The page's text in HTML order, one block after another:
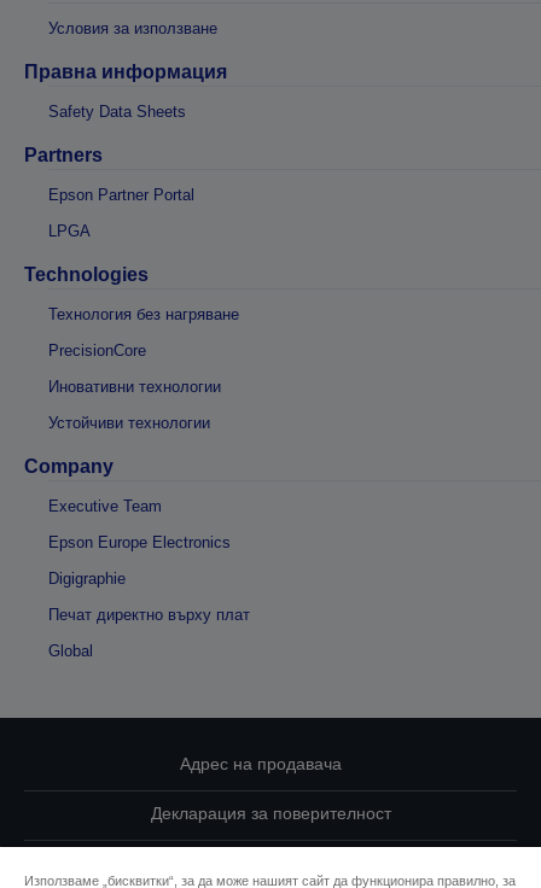
Условия за използване
Правна информация
Safety Data Sheets
Partners
Epson Partner Portal
LPGA
Technologies
Технология без нагряване
PrecisionCore
Иновативни технологии
Устойчиви технологии
Company
Executive Team
Epson Europe Electronics
Digigraphie
Печат директно върху плат
Global
Адрес на продавача
Декларация за поверителност
Използваме „бисквитки“, за да може нашият сайт да функционира правилно, за